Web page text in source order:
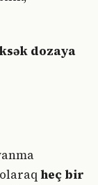
dozaya
heç bir